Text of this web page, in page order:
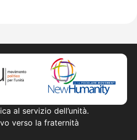
al servizio dell’unità.
verso la fraternità